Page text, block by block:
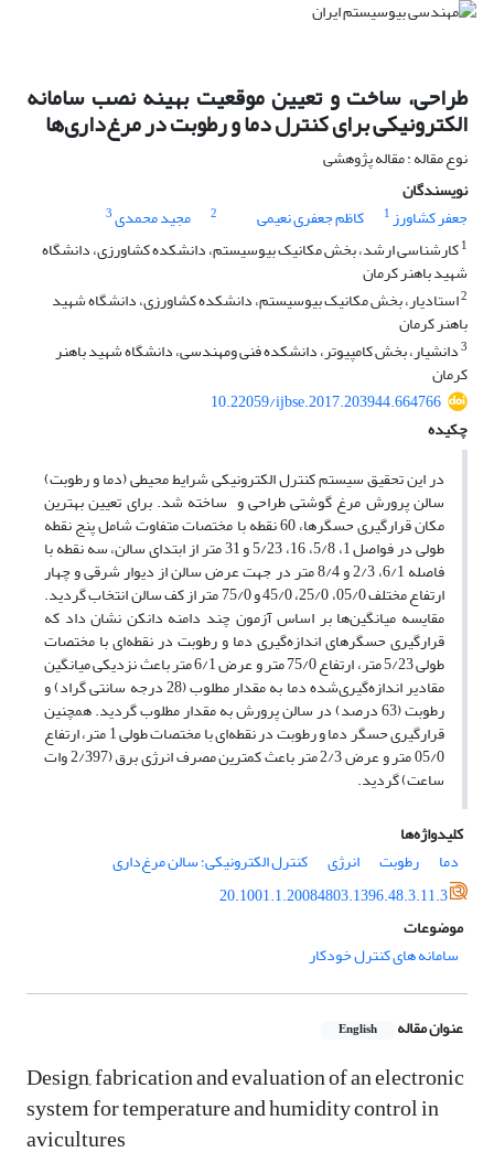
طراحی، ساخت و تعیین موقعیت بهینه نصب سامانه
الکترونیکی برای کنترل دما و رطوبت در مرغ‌داری‌ها
نوع مقاله : مقاله پژوهشی
نویسندگان
جعفر کشاورز1 کاظم جعفری نعیمی 2 مجید محمدی3
1کارشناسی ارشد، بخش مکانیک بیوسیستم، دانشکده کشاورزی، دانشگاه
شهید باهنر کرمان
2استادیار، بخش مکانیک بیوسیستم، دانشکده کشاورزی، دانشگاه شهید
باهنر کرمان
3دانشیار، بخش کامپیوتر، دانشکده فنی ومهندسی، دانشگاه شهید باهنر
کرمان
10.22059/ijbse.2017.203944.664766
چکیده
در این تحقیق سیستم کنترل الکترونیکی شرایط محیطی (دما و رطوبت)
سالن پرورش مرغ گوشتی طراحی و ساخته شد. برای تعیین بهترین
مکان قرارگیری حسگرها، 60 نقطه با مختصات متفاوت شامل پنج نقطه
طولی در فواصل 1، 5/8، 16، 5/23 و 31 متر از ابتدای سالن، سه نقطه با
فاصله 6/1، 2/3 و 8/4 متر در جهت عرض سالن از دیوار شرقی و چهار
ارتفاع مختلف 05/0، 25/0، 45/0 و 75/0 متر از کف سالن انتخاب گردید.
مقایسه میانگین‌ها بر اساس آزمون چند دامنه دانکن نشان داد که
قرارگیری حسگرهای اندازه‌گیری دما و رطوبت در نقطه‌ای با مختصات
طولی 5/23 متر، ارتفاع 75/0 متر و عرض 6/1 متر باعث نزدیکی میانگین
مقادیر اندازه‌گیری‌شده دما به مقدار مطلوب (28 درجه سانتی گراد) و
رطوبت (63 درصد) در سالن پرورش به مقدار مطلوب گردید. همچنین
قرارگیری حسگر دما و رطوبت در نقطه‌ای با مختصات طولی 1 متر، ارتفاع
05/0 متر و عرض 2/3 متر باعث کمترین مصرف انرژی برق (2/397 وات
ساعت) گردید.
کلیدواژه‌ها
دما
رطوبت انرژی
کنترل الکترونیکی؛ سالن مرغ‌داری
20.1001.1.20084803.1396.48.3.11.3
موضوعات
سامانه های کنترل خودکار
عنوان مقاله English
Design, fabrication and evaluation of an electronic
system for temperature and humidity control in
avicultures